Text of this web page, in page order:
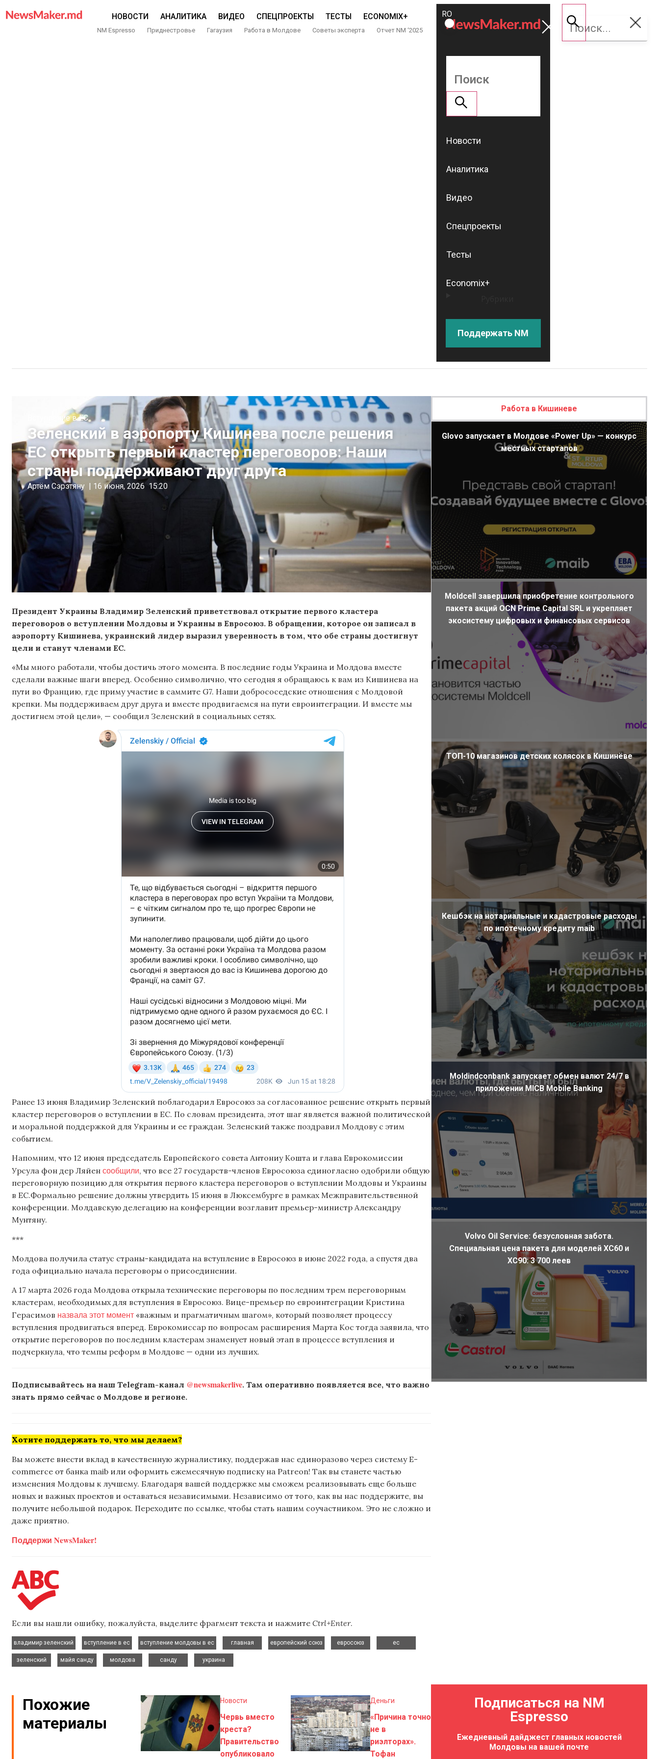
НОВОСТИ АНАЛИТИКА ВИДЕО СПЕЦПРОЕКТЫ ТЕСТЫ ECONOMIX+
NM Espresso Приднестровье Гагаузия Работа в Молдове Советы эксперта Отчет NM ‘2025
ROMÂNĂ
RU
Поддержать
NM
Новости
Аналитика
Видео
Спецпроекты
Тесты
Economix+
Поддержать NM
Вступление в ЕС
Зеленский в аэропорту Кишинева после решения
ЕС открыть первый кластер переговоров: Наши
страны поддерживают друг друга
Артём Сэрэтяну | 16 июня, 2026 15:20
Президент Украины Владимир Зеленский приветствовал открытие первого кластера
переговоров о вступлении Молдовы и Украины в Евросоюз. В обращении, которое он записал в
аэропорту Кишинева, украинский лидер выразил уверенность в том, что обе страны достигнут
цели и станут членами ЕС.
«Мы много работали, чтобы достичь этого момента. В последние годы Украина и Молдова вместе
сделали важные шаги вперед. Особенно символично, что сегодня я обращаюсь к вам из Кишинева на
пути во Францию, где приму участие в саммите G7. Наши добрососедские отношения с Молдовой
крепки. Мы поддерживаем друг друга и вместе продвигаемся на пути евроинтеграции. И вместе мы
достигнем этой цели», — сообщил Зеленский в социальных сетях.
Ранее 13 июня Владимир Зеленский поблагодарил Евросоюз за согласованное решение открыть первый
кластер переговоров о вступлении в ЕС. По словам президента, этот шаг является важной политической
и моральной поддержкой для Украины и ее граждан. Зеленский также поздравил Молдову с этим
событием.
Напомним, что 12 июня председатель Европейского совета Антониу Кошта и глава Еврокомиссии
Урсула фон дер Ляйен сообщили, что все 27 государств-членов Евросоюза единогласно одобрили общую
переговорную позицию для открытия первого кластера переговоров о вступлении Молдовы и Украины
в ЕС.Формально решение должны утвердить 15 июня в Люксембурге в рамках Межправительственной
конференции. Молдавскую делегацию на конференции возглавит премьер-министр Александру
Мунтяну.
***
Молдова получила статус страны-кандидата на вступление в Евросоюз в июне 2022 года, а спустя два
года официально начала переговоры о присоединении.
А 17 марта 2026 года Молдова открыла технические переговоры по последним трем переговорным
кластерам, необходимых для вступления в Евросоюз. Вице-премьер по евроинтеграции Кристина
Герасимов назвала этот момент «важным и прагматичным шагом», который позволяет процессу
вступления продвигаться вперед. Еврокомиссар по вопросам расширения Марта Кос тогда заявила, что
открытие переговоров по последним кластерам знаменует новый этап в процессе вступления и
подчеркнула, что темпы реформ в Молдове — одни из лучших.
Подписывайтесь на наш Telegram-канал @newsmakerlive. Там оперативно появляется все, что важно
знать прямо сейчас о Молдове и регионе.
Хотите поддержать то, что мы делаем?
Вы можете внести вклад в качественную журналистику, поддержав нас единоразово через систему E-
commerce от банка maib или оформить ежемесячную подписку на Patreon! Так вы станете частью
изменения Молдовы к лучшему. Благодаря вашей поддержке мы сможем реализовывать еще больше
новых и важных проектов и оставаться независимыми. Независимо от того, как вы нас поддержите, вы
получите небольшой подарок. Переходите по ссылке, чтобы стать нашим соучастником. Это не сложно и
даже приятно.
Поддержи NewsMaker!
Если вы нашли ошибку, пожалуйста, выделите фрагмент текста и нажмите Ctrl+Enter.
владимир зеленский
вступление в ес
вступление молдовы в ес
главная
европейский союз
евросоюз
ес
зеленский
майя санду
молдова
санду
украина
Похожие
материалы
Новости
Червь вместо
креста?
Правительство
опубликовало
Деньги
«Причина точно
не в
риэлторах».
Тофан
Работа в Кишиневе
Glovo запускает в Молдове «Power Up» — конкурс
местных стартапов
Moldcell завершила приобретение контрольного
пакета акций OCN Prime Capital SRL и укрепляет
экосистему цифровых и финансовых сервисов
ТОП-10 магазинов детских колясок в Кишинёве
Кешбэк на нотариальные и кадастровые расходы
по ипотечному кредиту maib
Moldindconbank запускает обмен валют 24/7 в
приложении MICB Mobile Banking
Volvo Oil Service: безусловная забота.
Специальная цена пакета для моделей XC60 и
XC90: 3 700 леев
Подписаться на NM
Espresso
Ежедневный дайджест главных новостей
Молдовы на вашей почте